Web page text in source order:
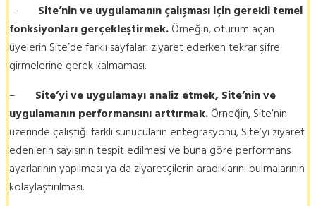
– Site’nin ve uygulamanın çalışması için gerekli temel
fonksiyonları gerçekleştirmek.Örneğin, oturum açan
üyelerin Site’de farklı sayfaları ziyaret ederken tekrar şifre
girmelerine gerek kalmaması.
– Site’yi ve uygulamayı analiz etmek, Site’nin ve
uygulamanın performansını arttırmak.Örneğin, Site’nin
üzerinde çalıştığı farklı sunucuların entegrasyonu, Site’yi ziyaret
edenlerin sayısının tespit edilmesi ve buna göre performans
ayarlarının yapılması ya da ziyaretçilerin aradıklarını bulmalarının
kolaylaştırılması.